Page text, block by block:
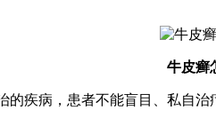
牛皮癣
疾病，患者不能盲目、私自